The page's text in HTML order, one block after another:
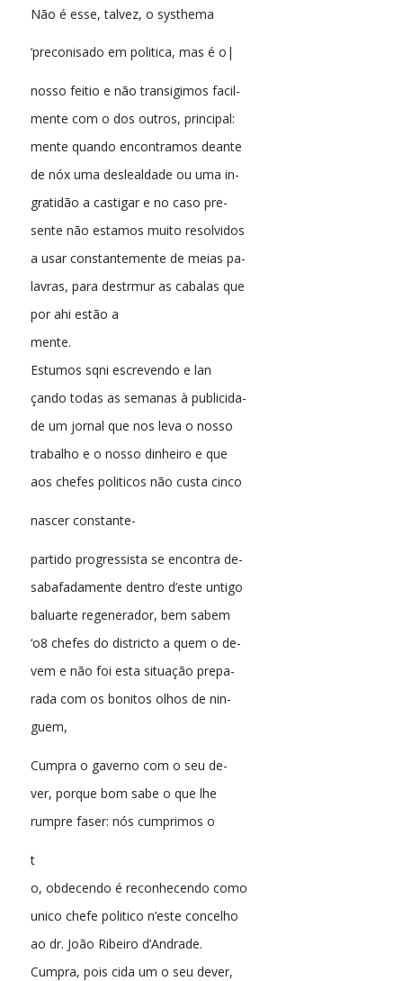
Não é esse, talvez, o systhema
‘preconisado em politica, mas é o|
nosso feitio e não transigimos facil-
mente com o dos outros, principal:
mente quando encontramos deante
de nóx uma deslealdade ou uma in-
gratidão a castigar e no caso pre-
sente não estamos muito resolvidos
a usar constantemente de meias pa-
lavras, para destrmur as cabalas que
por ahi estão a
mente.
Estumos sqni escrevendo e lan
çando todas as semanas à publicida-
de um jornal que nos leva o nosso
trabalho e o nosso dinheiro e que
aos chefes politicos não custa cinco
nascer constante-
partido progressista se encontra de-
sabafadamente dentro d’este untigo
baluarte regenerador, bem sabem
‘o8 chefes do districto a quem o de-
vem e não foi esta situação prepa-
rada com os bonitos olhos de nin-
guem,
Cumpra o gaverno com o seu de-
ver, porque bom sabe o que lhe
rumpre faser: nós cumprimos o
t
o, obdecendo é reconhecendo como
unico chefe politico n’este concelho
ao dr. João Ribeiro d’Andrade.
Cumpra, pois cida um o seu dever,